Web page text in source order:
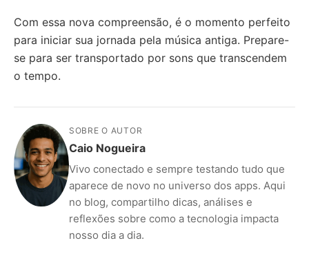
Com essa nova compreensão, é o momento perfeito
para iniciar sua jornada pela música antiga. Prepare-
se para ser transportado por sons que transcendem
o tempo.
SOBRE O AUTOR
Caio Nogueira
Vivo conectado e sempre testando tudo que
aparece de novo no universo dos apps. Aqui
no blog, compartilho dicas, análises e
reflexões sobre como a tecnologia impacta
nosso dia a dia.